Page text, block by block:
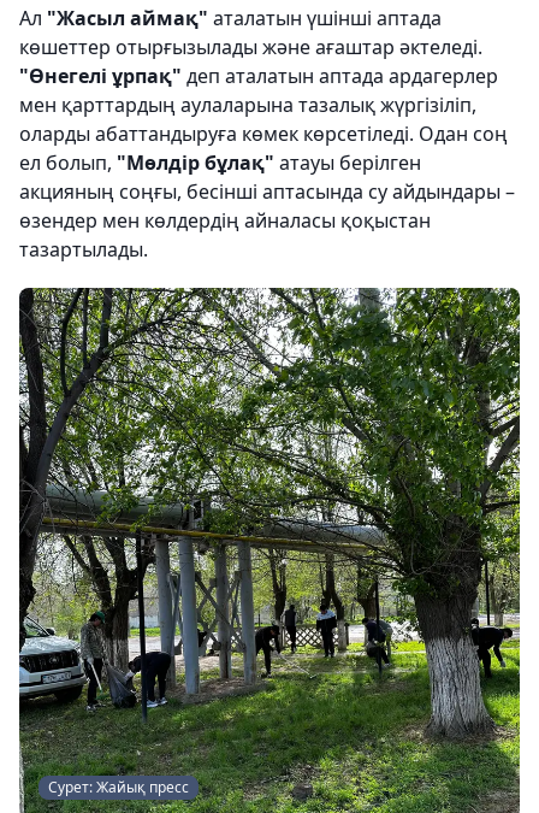
Ал "Жасыл аймақ" аталатын үшінші аптада
көшеттер отырғызылады жəне ағаштар əктеледі.
"Өнегелі ұрпақ" деп аталатын аптада ардагерлер
мен қарттардың аулаларына тазалық жүргізіліп,
оларды абаттандыруға көмек көрсетіледі. Одан соң
ел болып, "Мөлдір бұлақ" атауы берілген
акцияның соңғы, бесінші аптасында су айдындары –
өзендер мен көлдердің айналасы қоқыстан
тазартылады.
Сурет: Жайық пресс